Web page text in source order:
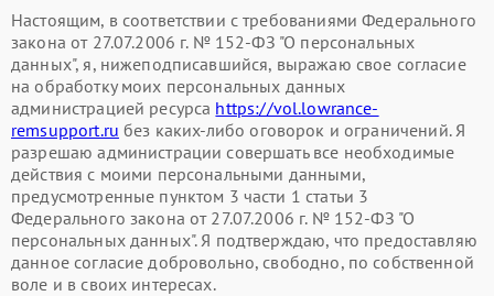
Настоящим, в соответствии с требованиями Федерального
закона от 27.07.2006 г. № 152-ФЗ "О персональных
данных", я, нижеподписавшийся, выражаю свое согласие
на обработку моих персональных данных
администрацией ресурса https://vol.lowrance-
remsupport.ru без каких-либо оговорок и ограничений. Я
разрешаю администрации совершать все необходимые
действия с моими персональными данными,
предусмотренные пунктом 3 части 1 статьи 3
Федерального закона от 27.07.2006 г. № 152-ФЗ "О
персональных данных". Я подтверждаю, что предоставляю
данное согласие добровольно, свободно, по собственной
воле и в своих интересах.